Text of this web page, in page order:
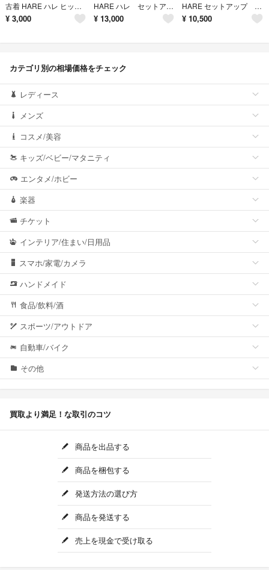
古着 HARE ハレ ヒッコリーストライプ ペインターパンツ M ネイビー系 メンズ
¥ 3,000
HARE ハレ セットアップ グラデーションジャガードボウタイシャツ スカート
¥ 13,000
HARE セットアップ フラワーレースミドルシャツ フラワーレースキリカエパンツ
¥ 10,500
カテゴリ別の相場価格をチェック
レディース
メンズ
コスメ/美容
キッズ/ベビー/マタニティ
エンタメ/ホビー
楽器
チケット
インテリア/住まい/日用品
スマホ/家電/カメラ
ハンドメイド
食品/飲料/酒
スポーツ/アウトドア
自動車/バイク
その他
買取より満足！な取引のコツ
商品を出品する
商品を梱包する
発送方法の選び方
商品を発送する
売上を現金で受け取る